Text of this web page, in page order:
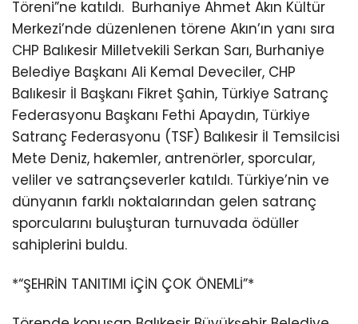
Töreni”ne katıldı. Burhaniye Ahmet Akın Kültür
Merkezi’nde düzenlenen törene Akın’ın yanı sıra
CHP Balıkesir Milletvekili Serkan Sarı, Burhaniye
Belediye Başkanı Ali Kemal Deveciler, CHP
Balıkesir İl Başkanı Fikret Şahin, Türkiye Satranç
Federasyonu Başkanı Fethi Apaydın, Türkiye
Satranç Federasyonu (TSF) Balıkesir İl Temsilcisi
Mete Deniz, hakemler, antrenörler, sporcular,
veliler ve satrançseverler katıldı. Türkiye’nin ve
dünyanın farklı noktalarından gelen satranç
sporcularını buluşturan turnuvada ödüller
sahiplerini buldu.
*“ŞEHRİN TANITIMI İÇİN ÇOK ÖNEMLİ”*